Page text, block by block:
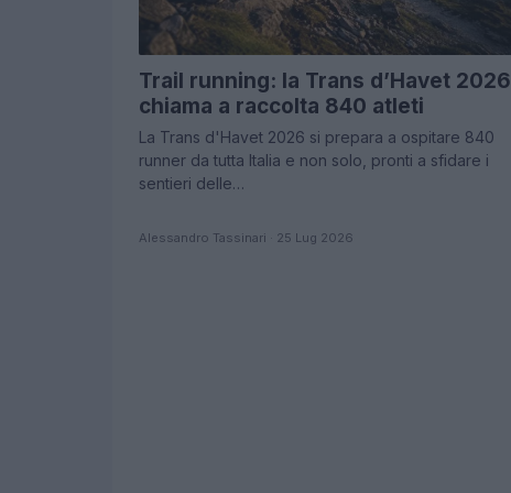
Trail running: la Trans d’Havet 2026
chiama a raccolta 840 atleti
La Trans d'Havet 2026 si prepara a ospitare 840
runner da tutta Italia e non solo, pronti a sfidare i
sentieri delle…
Alessandro Tassinari · 25 Lug 2026